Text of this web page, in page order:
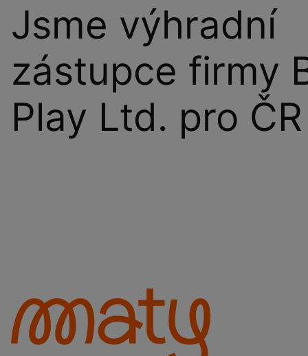
Jsme výhradní
zástupce firmy
Play Ltd. pro ČR